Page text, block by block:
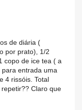
de diária (
por prato), 1/2
copo de ice tea ( a
entrada uma
4 rissóis. Total
Claro que